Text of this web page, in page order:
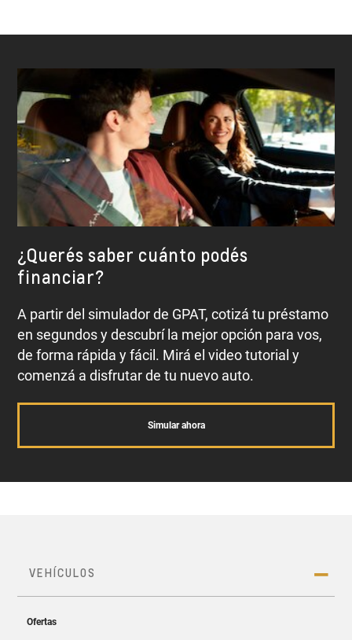
¿Querés saber cuánto podés
financiar?
A partir del simulador de GPAT, cotizá tu préstamo
en segundos y descubrí la mejor opción para vos,
de forma rápida y fácil. Mirá el video tutorial y
comenzá a disfrutar de tu nuevo auto.
Simular ahora